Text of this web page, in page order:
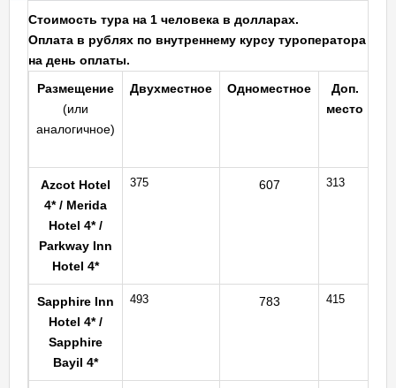
Стоимость тура на 1 человека в долларах.
Оплата в рублях по внутреннему курсу туроператора
на день оплаты.
Размещение
(или
аналогичное)
Двухместное Одноместное
Доп.
место
Azcot Hotel
4* / Merida
Hotel 4* /
Parkway Inn
Hotel 4*
375 607 313
Sapphire Inn
Hotel 4* /
Sapphire
Bayil 4*
493 783 415